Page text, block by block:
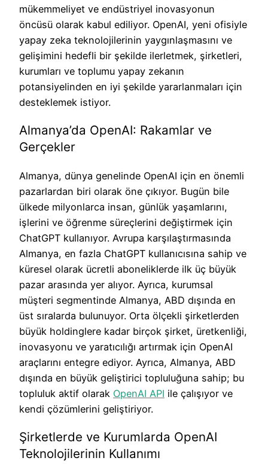
mükemmeliyet ve endüstriyel inovasyonun
öncüsü olarak kabul ediliyor. OpenAI, yeni ofisiyle
yapay zeka teknolojilerinin yaygınlaşmasını ve
gelişimini hedefli bir şekilde ilerletmek, şirketleri,
kurumları ve toplumu yapay zekanın
potansiyelinden en iyi şekilde yararlanmaları için
desteklemek istiyor.
Almanya’da OpenAI: Rakamlar ve
Gerçekler
Almanya, dünya genelinde OpenAI için en önemli
pazarlardan biri olarak öne çıkıyor. Bugün bile
ülkede milyonlarca insan, günlük yaşamlarını,
işlerini ve öğrenme süreçlerini değiştirmek için
ChatGPT kullanıyor. Avrupa karşılaştırmasında
Almanya, en fazla ChatGPT kullanıcısına sahip ve
küresel olarak ücretli aboneliklerde ilk üç büyük
pazar arasında yer alıyor. Ayrıca, kurumsal
müşteri segmentinde Almanya, ABD dışında en
üst sıralarda bulunuyor. Orta ölçekli şirketlerden
büyük holdinglere kadar birçok şirket, üretkenliği,
inovasyonu ve yaratıcılığı artırmak için OpenAI
araçlarını entegre ediyor. Ayrıca, Almanya, ABD
dışında en büyük geliştirici topluluğuna sahip; bu
topluluk aktif olarak OpenAI API ile çalışıyor ve
kendi çözümlerini geliştiriyor.
Şirketlerde ve Kurumlarda OpenAI
Teknolojilerinin Kullanımı